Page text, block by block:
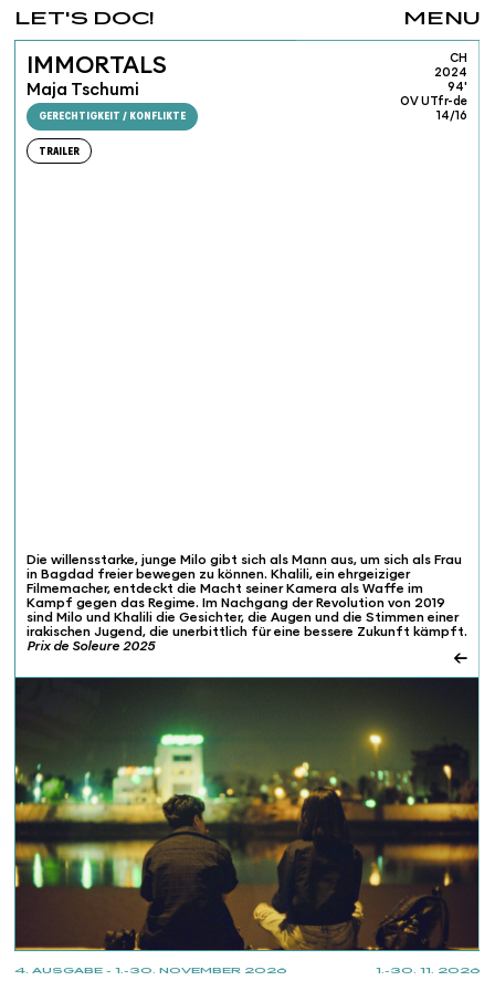
1.-30. 11. 2026
4. AUSGABE - 1.-30. NOVEMBER 2026
MENU
LET'S DOC!
IMMORTALS
Maja Tschumi
GERECHTIGKEIT / KONFLIKTE
TRAILER
CH
2024
94'
OV UTfr-de
14/16
Die willensstarke, junge Milo gibt sich als Mann aus, um sich als Frau
in Bagdad freier bewegen zu können. Khalili, ein ehrgeiziger
Filmemacher, entdeckt die Macht seiner Kamera als Waffe im
Kampf gegen das Regime. Im Nachgang der Revolution von 2019
sind Milo und Khalili die Gesichter, die Augen und die Stimmen einer
irakischen Jugend, die unerbittlich für eine bessere Zukunft kämpft.
Prix de Soleure 2025
←